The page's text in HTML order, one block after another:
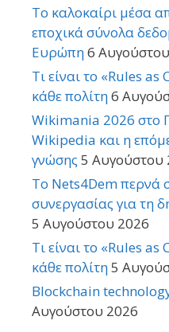
Το καλοκαίρι μέσα
εποχικά σύνολα
Ευρώπη6
Τι είναι το «Rules as
κάθε πολίτη6
Wikimania 2026 στο
Wikipedia και η
γνώσης 5 Αυγούστου
Το Nets4Dem περνά
συνεργασίας για τη
5 Αυγούστου 2026
Τι είναι το «Rules as
κάθε πολίτη5
Blockchain
Αυγούστου 2026